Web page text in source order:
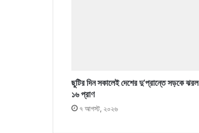
ছুটির দিন সকালেই দেশের দু’প্রান্তে সড়কে ঝরল
১৬ প্রাণ
৭ আগস্ট, ২০২৬